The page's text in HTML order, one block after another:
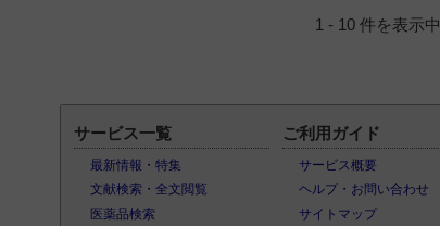
Instruments 3
ダイアデム
ナイロンブレイド
ヘガール型持針器
1 - 10 件を表示中
サービス一覧
最新情報・特集
文献検索・全文閲覧
医薬品検索
ご利用ガイド
サービス概要
ヘルプ・お問い合わせ
サイトマップ